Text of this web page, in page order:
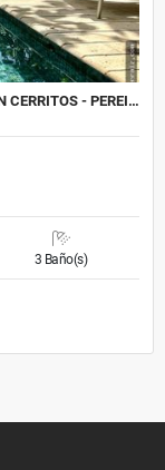
CERRITOS - PEREI…
3 Baño(s)